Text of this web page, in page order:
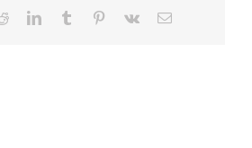
RedditLinkedInTumblr Pinterest
Vk
E-